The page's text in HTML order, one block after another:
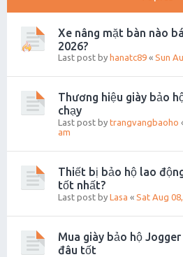
Xe nâng mặt bàn nào
2026?
Last post by hanatc89 « Sun
Thương hiệu giày bảo
chạy
Last post by trangvangbaoho
am
Thiết bị bảo hộ lao
tốt nhất?
Last post by Lasa « Sat Aug
Mua giày bảo hộ
đâu tốt